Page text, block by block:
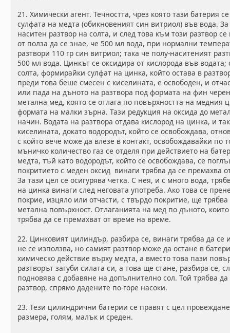
21. Химически агент. Течността, чрез която тази батерия
сулфата на медта (обикновеният син витриол) във вода.
наситен разтвор на солта, и след това към този разтвор
от полза да се знае, че 500 мл вода, при нормални
разтвори 110 гр син витриол; така че полу-наситеният
500 мл вода. Цинкът се оксидира от кислорода във
солта, формирайки сулфат на цинка, който остава в
преди това беше смесен с киселината, е освободен, и
или пада на дъното на разтвора под формата на фин
метална мед, която се отлага по повърхността на
формата на малки зърна. Тази редукция на оксида до
начин. Водата на разтвора отдава кислород на цинка, и
киселината, докато водородът, който се освобождава,
с който вече може да влезе в контакт, освобождавайки
мъничко количество газ се отделя при действието на
медта, тъй като водородът, който се освобождава, се
покритието с меден оксид винаги трябва да се премахва
За тази цел се осигурява четка. С нея, и с много вода,
на цинка винаги след неговата употреба. Ако това се
покрие, изцяло или отчасти, с твърдо покритие, ще
метална повърхност. Отлаганията на мед по дъното,
трябва да се премахват от време на време.
22. Цинковият цилиндър, разбира се, винаги трябва да се
не се използва, но самият разтвор може да остане в
химическо действие върху медта, а вместо това пази
разтворът загуби силата си, а това ще стане, разбира се,
подновява с добавяне на допълнително сол. Той трябва
разтвор, спрямо дадените по-горе насоки.
23. Тези цилиндрични батерии се правят с цел
размера, голям, малък и среден.